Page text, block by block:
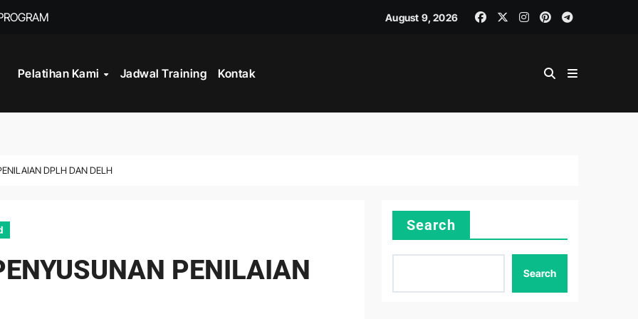
August 9, 2026
Pelatihan Kami Jadwal Training Kontak
DPLH DAN DELH
PENILAIAN
Search
Search